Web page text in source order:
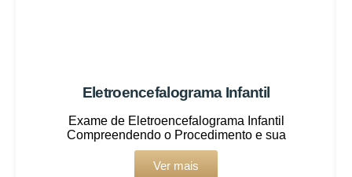
Eletroencefalograma Infantil
Exame de Eletroencefalograma Infantil
Compreendendo o Procedimento e sua
Ver mais